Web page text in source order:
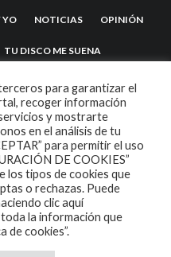
YO NOTICIAS OPINIÓN
TU DISCO ME SUENA
THEME
para garantizar el
recoger información
y mostrarte
en el análisis de tu
para permitir el uso
DE COOKIES”
los tipos de cookies que
o rechazas. Puede
clic aquí
toda la información que
de cookies”.